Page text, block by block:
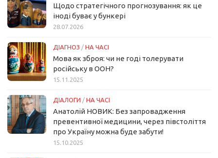
Щодо стратегічного прогнозування: як це
іноді буває у бункері
28.07.2026
ДІАГНОЗ / НА ЧАСІ
Мова як зброя: чи не годі толерувати
російську в ООН?
15.11.2025
ДІАЛОГИ / НА ЧАСІ
Анатолій НОВИК: Без запровадження
превентивної медицини, через півстоліття
про Україну можна буде забути!
15.10.2025